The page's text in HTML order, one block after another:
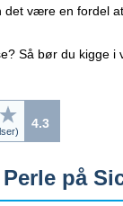
være en fordel
Så bør du kigge i
4.3
på